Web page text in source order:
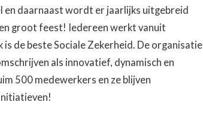
en daarnaast wordt er jaarlijks uitgebreid
groot feest! Iedereen werkt vanuit
is de beste Sociale Zekerheid. De organisatie
als innovatief, dynamisch en
500 medewerkers en ze blijven